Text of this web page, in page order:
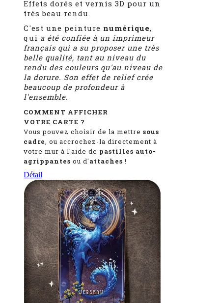
Effets dorés et vernis 3D pour un
très beau rendu.
C'est une peinture numérique,
qui a été confiée à un imprimeur
français qui a su proposer une très
belle qualité, tant au niveau du
rendu des couleurs qu'au niveau de
la dorure. Son effet de relief crée
beaucoup de profondeur à
l'ensemble.
COMMENT AFFICHER
VOTRE CARTE ?
Vous pouvez choisir de la mettre sous
cadre, ou accrochez-la directement à
votre mur à l'aide de pastilles auto-
agrippantes ou d'attaches !
Détail